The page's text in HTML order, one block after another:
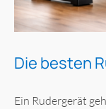
Die besten
Ein Rudergerät